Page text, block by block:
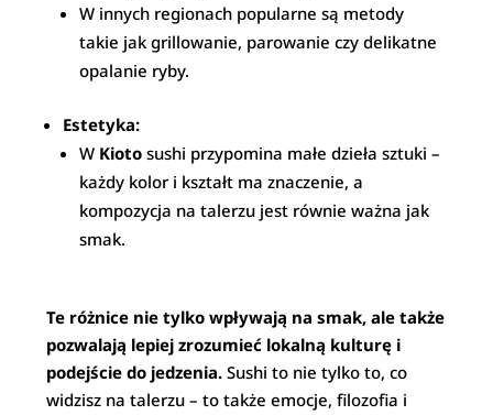
W innych regionach popularne są metody
takie jak grillowanie, parowanie czy delikatne
opalanie ryby.
Estetyka:
W Kioto sushi przypomina małe dzieła sztuki –
każdy kolor i kształt ma znaczenie, a
kompozycja na talerzu jest równie ważna jak
smak.
Te różnice nie tylko wpływają na smak, ale także
pozwalają lepiej zrozumieć lokalną kulturę i
podejście do jedzenia. Sushi to nie tylko to, co
widzisz na talerzu – to także emocje, filozofia i